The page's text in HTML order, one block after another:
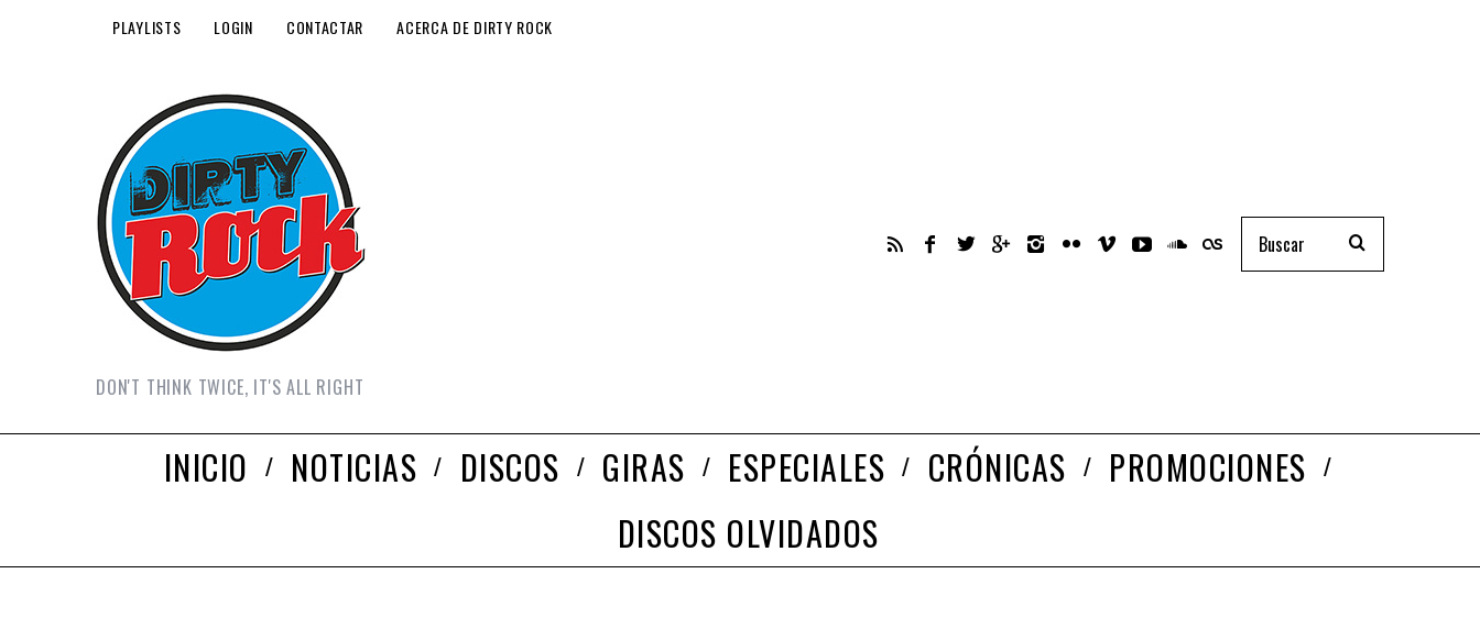
PLAYLISTS LOGIN CONTACTAR ACERCA DE DIRTY ROCK
DON'T THINK TWICE, IT'S ALL RIGHT
INICIO NOTICIAS DISCOS GIRAS ESPECIALES CRÓNICAS
PROMOCIONES
DISCOS OLVIDADOS